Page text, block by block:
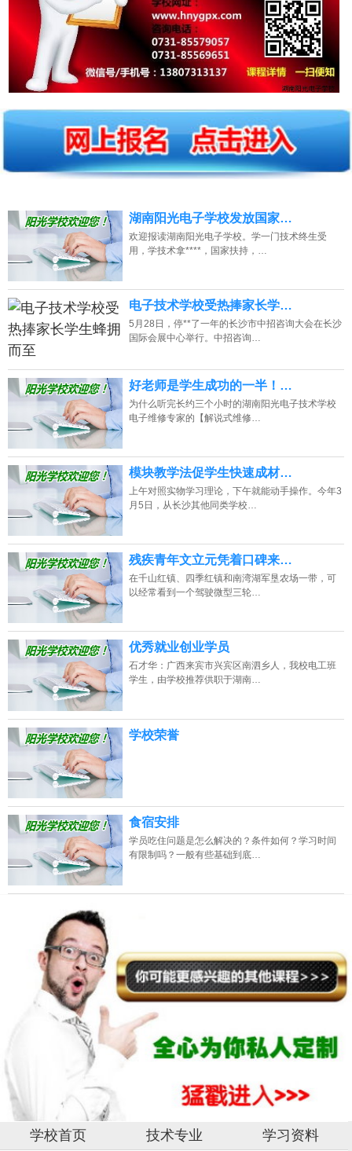
湖南阳光电子学校发放国家…
欢迎报读湖南阳光电子学校。学一门技术终生受
用，学技术拿****，国家扶持，…
电子技术学校受热捧家长学…
5月28日，停**了一年的长沙市中招咨询大会在长沙
国际会展中心举行。中招咨询…
好老师是学生成功的一半！…
为什么听完长约三个小时的湖南阳光电子技术学校
电子维修专家的【解说式维修…
模块教学法促学生快速成材…
上午对照实物学习理论，下午就能动手操作。今年3
月5日，从长沙其他同类学校…
残疾青年文立元凭着口碑来…
在千山红镇、四季红镇和南湾湖军垦农场一带，可
以经常看到一个驾驶微型三轮…
优秀就业创业学员
石才华：广西来宾市兴宾区南泗乡人，我校电工班
学生，由学校推荐供职于湖南…
学校荣誉
食宿安排
学员吃住问题是怎么解决的？条件如何？学习时间
有限制吗？一般有些基础到底…
学校首页 技术专业 学习资料